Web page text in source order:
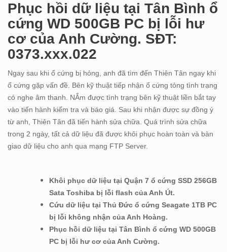
Phục hồi dữ liệu tại Tân Bình ổ
cứng WD 500GB PC bị lỗi hư
cơ của Anh Cường. SĐT:
0373.xxx.022
Ngay sau khi ổ cứng bị hỏng, anh đã tìm đến Thiên Tân ngay khi
ổ cứng gặp vấn đề. Bên kỹ thuật tiếp nhận ổ cứng tỏng tình trạng
có nghe âm thanh. NẮm được tình trạng bên kỹ thuật liền bắt tay
vào tiến hành kiểm tra và báo giá. Sau khi nhận được sự đồng ý
từ anh, Thiên Tân đã tiến hành sửa chữa. Quá trình sửa chữa
trong 2 ngày, tất cả dữ liệu đã được khôi phục hoàn toàn và bàn
giao dữ liệu cho anh qua mạng FTP Server.
Khôi phục dữ liệu tại Quận 7 ổ cứng SSD 256GB
Sata Toshiba bị lỗi flash của Anh Út.
Cứu dữ liệu tại Thủ Đức ổ cứng Seagate 1TB PC
bị lỗi không nhận của Anh Hoàng.
Phục hồi dữ liệu tại Tân Bình ổ cứng WD 500GB
PC bị lỗi hư cơ của Anh Cường.